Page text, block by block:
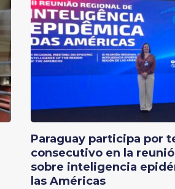
Paraguay participa por
consecutivo en la
sobre inteligencia
las Américas